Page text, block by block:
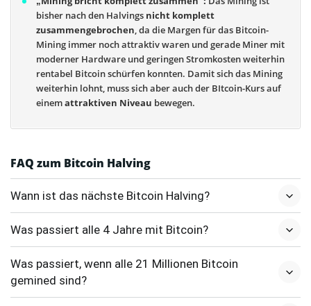
bisher nach den Halvings nicht komplett
zusammengebrochen, da die Margen für das Bitcoin-
Mining immer noch attraktiv waren und gerade Miner mit
moderner Hardware und geringen Stromkosten weiterhin
rentabel Bitcoin schürfen konnten. Damit sich das Mining
weiterhin lohnt, muss sich aber auch der BItcoin-Kurs auf
einemattraktiven Niveau bewegen.
FAQ zum Bitcoin Halving
Wann ist das nächste Bitcoin Halving?
Was passiert alle 4 Jahre mit Bitcoin?
Was passiert, wenn alle 21 Millionen Bitcoin
gemined sind?